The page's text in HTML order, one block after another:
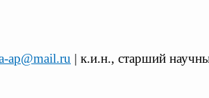
ap@mail.ru | к.и.н., старший